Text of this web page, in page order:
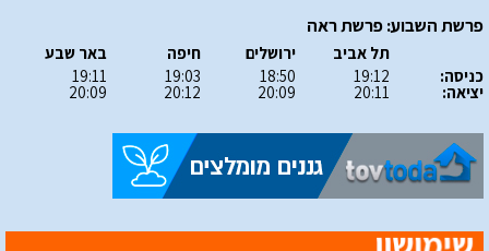
פרשת השבוע: פרשת ראה
כניסה:
יציאה:
תל אביב
19:12
20:11
ירושלים
18:50
20:09
חיפה
19:03
20:12
באר שבע
19:11
20:09